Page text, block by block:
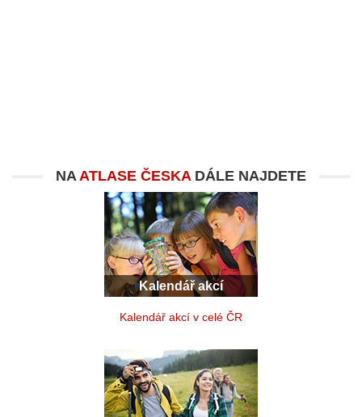
NAATLASE ČESKADÁLE NAJDETE
Kalendář akcí
Kalendář akcí v celé ČR